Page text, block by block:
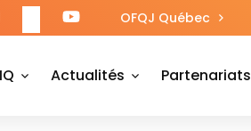
OFQJ Québec
Actualités Partenariats